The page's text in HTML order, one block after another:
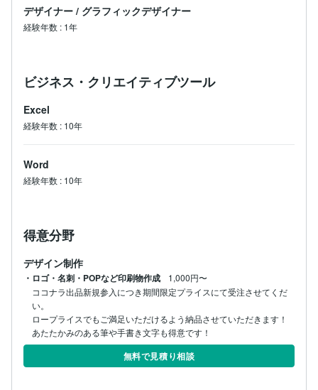
デザイナー / グラフィックデザイナー
経験年数 : 1年
ビジネス・クリエイティブツール
Excel
経験年数 : 10年
Word
経験年数 : 10年
得意分野
デザイン制作
・ロゴ・名刺・POPなど印刷物作成
1,000円〜
ココナラ出品新規参入につき期間限定プライスにて受注させてくだ
い。
ロープライスでもご満足いただけるよう納品させていただきます！
あたたかみのある筆や手書き文字も得意です！
無料で見積り相談